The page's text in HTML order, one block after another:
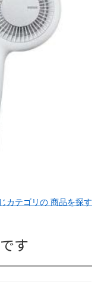
カテゴリの 商品を探す
す